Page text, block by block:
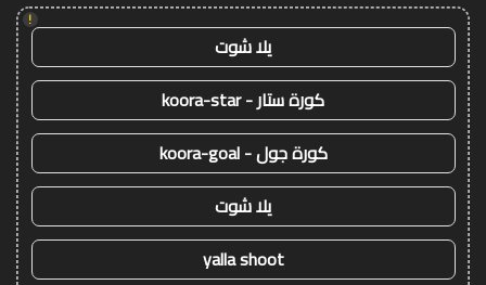
!
يلا شوت
كورة ستار - koora-star
كورة جول - koora-goal
يلا شوت
yalla shoot